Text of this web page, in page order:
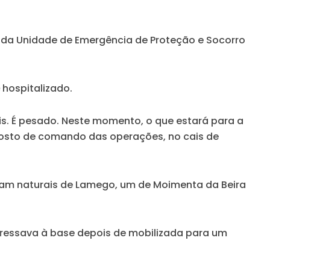
Unidade de Emergência de Proteção e Socorro
É pesado. Neste momento, o que estará para a
de comando das operações, no cais de
naturais de Lamego, um de Moimenta da Beira
à base depois de mobilizada para um